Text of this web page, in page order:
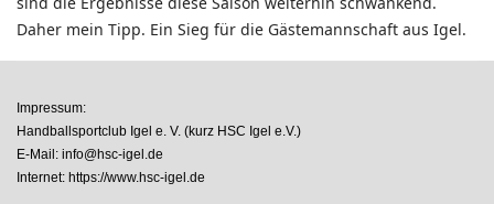
Daher mein Tipp. Ein Sieg für die Gästemannschaft aus Igel.
Impressum:
Handballsportclub Igel e. V. (kurz HSC Igel e.V.)
E-Mail: info@hsc-igel.de
Internet: https://www.hsc-igel.de